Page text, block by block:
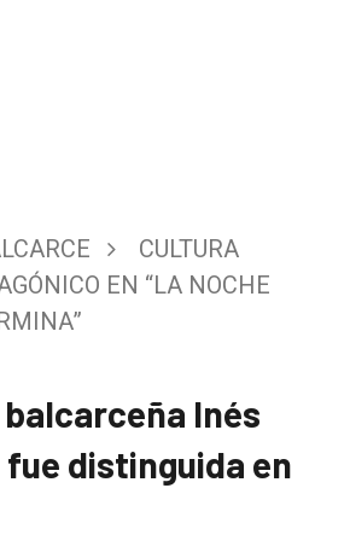
CULTURA
EN “LA NOCHE
Inés
fue distinguida en